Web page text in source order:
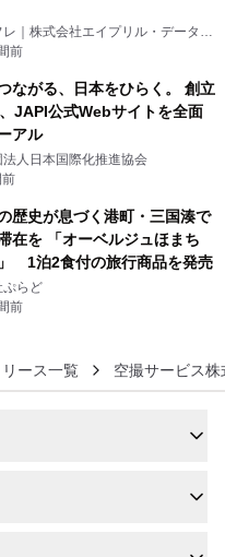
レ｜株式会社エイプリル・データ・
ズ前
ながる、日本をひらく。 創立
JAPI公式Webサイトを全面
アル
人日本国際化推進協会
歴史が息づく港町・三国湊で
在を 「オーベルジュほまち
1泊2食付の旅行商品を発売
ぷらど
前
ース一覧 空撮サービス株